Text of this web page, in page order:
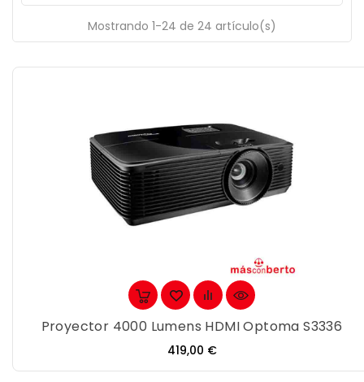
Mostrando 1-24 de 24 artículo(s)
Proyector 4000 Lumens HDMI Optoma S3336
Precio
419,00 €